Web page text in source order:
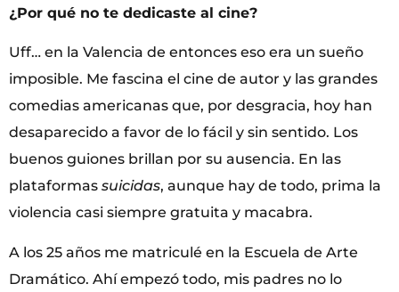
¿Por qué no te dedicaste al cine?
Uff… en la Valencia de entonces eso era un sueño
imposible. Me fascina el cine de autor y las grandes
comedias americanas que, por desgracia, hoy han
desaparecido a favor de lo fácil y sin sentido. Los
buenos guiones brillan por su ausencia. En las
plataformas suicidas, aunque hay de todo, prima la
violencia casi siempre gratuita y macabra.
A los 25 años me matriculé en la Escuela de Arte
Dramático. Ahí empezó todo, mis padres no lo